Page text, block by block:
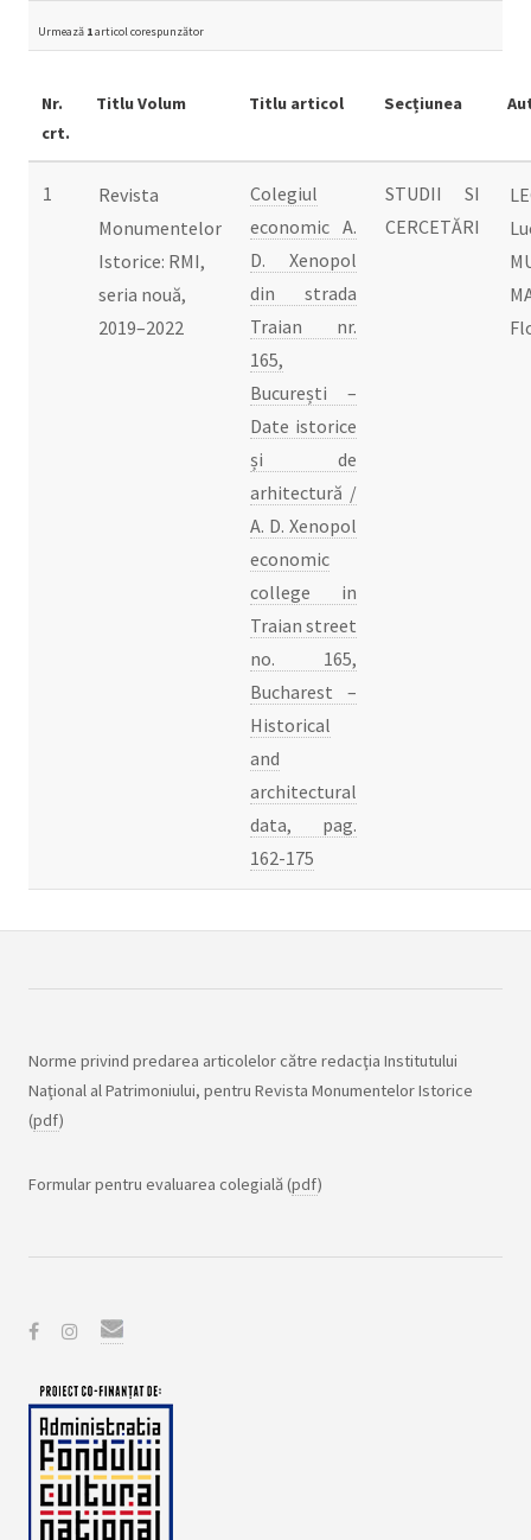
Urmează 1articol corespunzător
Nr.
crt.
Titlu Volum Titlu articol Secțiunea
1
Revista
Monumentelor
Istorice: RMI,
seria nouă,
2019–2022
Colegiul
economic A.
D. Xenopol
din strada
Traian nr.
165,
București –
Date istorice
și de
arhitectură /
A. D. Xenopol
economic
college in
Traian street
no. 165,
Bucharest –
Historical
and
architectural
data, pag.
162-175
STUDII SI
CERCETĂRI
Norme privind predarea articolelor către redacţia Institutului
Naţional al Patrimoniului, pentru Revista Monumentelor Istorice
(pdf)
Formular pentru evaluarea colegială (pdf)